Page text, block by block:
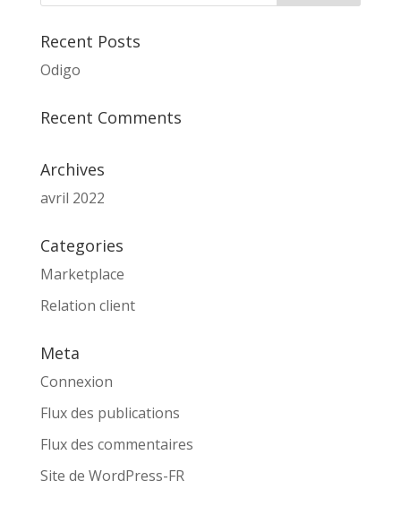
Recent Posts
Odigo
Recent Comments
Archives
avril 2022
Categories
Marketplace
Relation client
Meta
Connexion
Flux des publications
Flux des commentaires
Site de WordPress-FR